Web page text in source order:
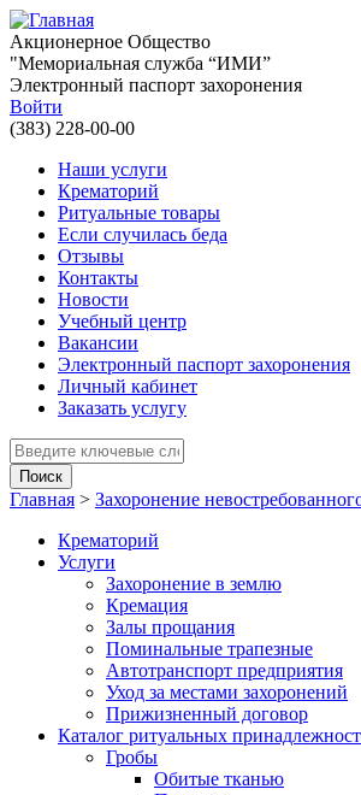
Перейти к основному содержанию
Акционерное Общество
"Мемориальная служба “ИМИ”
Электронный паспорт захоронения
Войти
(383) 228-00-00
Наши услуги
Крематорий
Ритуальные товары
Если случилась беда
Отзывы
Контакты
Новости
Учебный центр
Вакансии
Электронный паспорт захоронения
Личный кабинет
Заказать услугу
Введите ключевые слова для поиска
Вы здесь
Главная > Захоронение
Крематорий
Услуги
Захоронение в землю
Кремация
Залы прощания
Поминальные трапезные
Автотранспорт предприятия
Уход за местами захоронений
Прижизненный договор
Каталог ритуальных
Гробы
Обитые тканью